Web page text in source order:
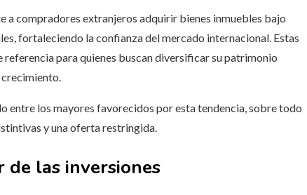
a compradores extranjeros adquirir bienes inmuebles bajo
fortaleciendo la confianza del mercado internacional. Estas
para quienes buscan diversificar su patrimonio
entre los mayores favorecidos por esta tendencia, sobre todo
y una oferta restringida.
de las inversiones